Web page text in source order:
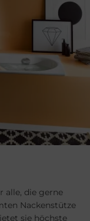
alle, die gerne
Nackenstütze
sie höchste